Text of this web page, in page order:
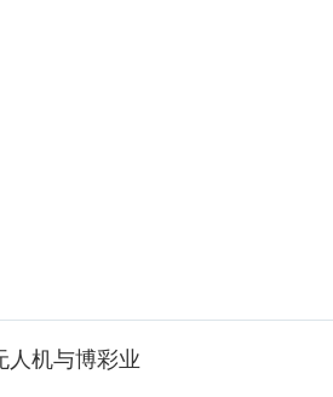
人机与博彩业